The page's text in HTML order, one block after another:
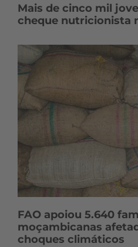
Mais de cinco mil
cheque nutricionista
FAO apoiou 5.640
moçambicanas
choques climáticos